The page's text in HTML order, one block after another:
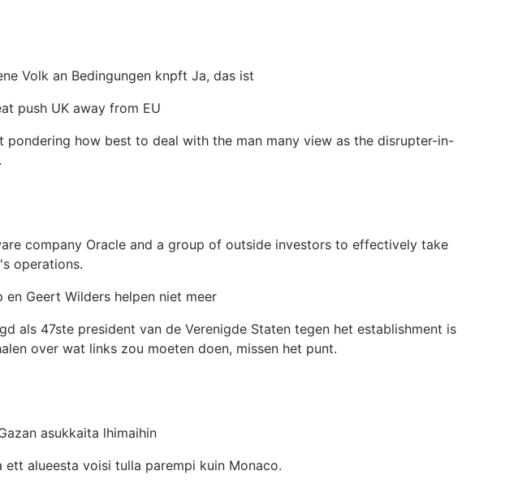
Volk an Bedingungen knpft Ja, das ist
push UK away from EU
how best to deal with the man many view as the disrupter-in-
company Oracle and a group of outside investors to effectively take
operations.
Geert Wilders helpen niet meer
als 47ste president van de Verenigde Staten tegen het establishment is
over wat links zou moeten doen, missen het punt.
asukkaita lhimaihin
alueesta voisi tulla parempi kuin Monaco.